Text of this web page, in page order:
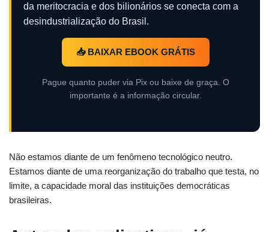
da meritocracia e dos bilionários se conecta com a
desindustrialização do Brasil.
📥 BAIXAR EBOOK GRÁTIS
Pague quanto puder via Pix ou baixe de graça. O
importante é a informação circular.
Não estamos diante de um fenômeno tecnológico neutro.
Estamos diante de uma reorganização do trabalho que testa, no
limite, a capacidade moral das instituições democráticas
brasileiras.